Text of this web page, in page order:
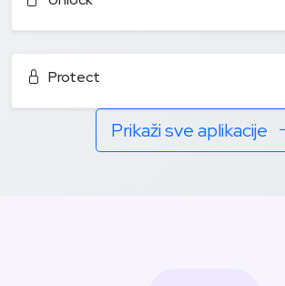
Protect
Prikaži sve aplikacije